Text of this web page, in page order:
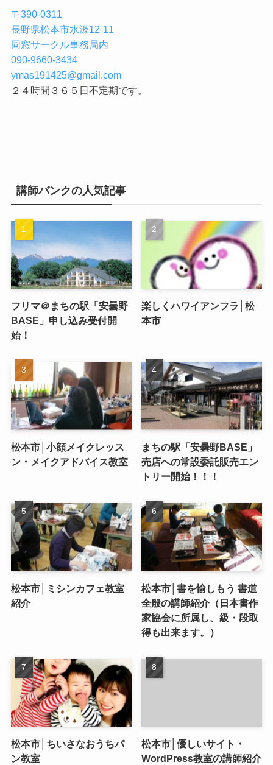
〒390-0311
長野県松本市水汲12-11
同窓サークル事務局内
090-9660-3434
ymas191425@gmail.com
２４時間３６５日不定期です。
講師バンクの人気記事
フリマ＠まちの駅「安曇野
BASE」申し込み受付開
始！
楽しくハワイアンフラ│松
本市
松本市│小顔メイクレッス
ン・メイクアドバイス教室
まちの駅「安曇野BASE」
売店への常設委託販売エン
トリー開始！！！
松本市│ミシンカフェ教室
紹介
松本市│書を愉しもう 書道
全般の講師紹介（日本書作
家協会に所属し、級・段取
得も出来ます。）
松本市│ちいさなおうちパ
ン教室
松本市│優しいサイト・
WordPress教室の講師紹介